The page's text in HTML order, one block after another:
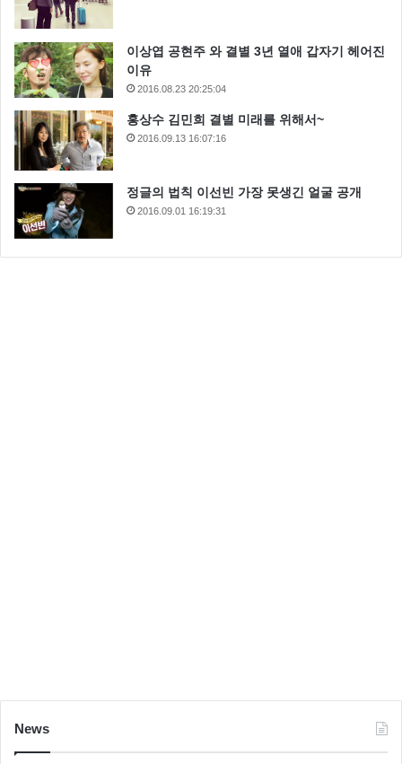
이상엽 공현주 와 결별 3년 열애 갑자기 헤어진
이유
2016.08.23 20:25:04
홍상수 김민희 결별 미래를 위해서~
2016.09.13 16:07:16
정글의 법칙 이선빈 가장 못생긴 얼굴 공개
2016.09.01 16:19:31
News